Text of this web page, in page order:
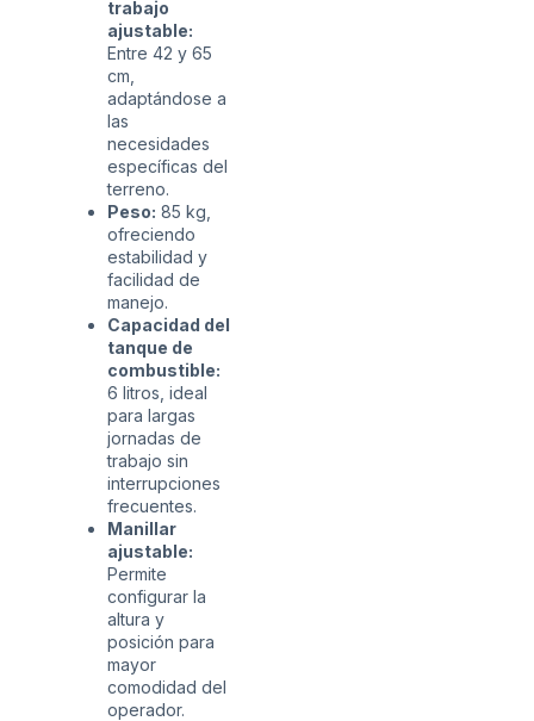
trabajo
ajustable:
Entre 42 y 65
cm,
adaptándose a
las
necesidades
específicas del
terreno.
Peso: 85 kg,
ofreciendo
estabilidad y
facilidad de
manejo.
Capacidad del
tanque de
combustible:
6 litros, ideal
para largas
jornadas de
trabajo sin
interrupciones
frecuentes.
Manillar
ajustable:
Permite
configurar la
altura y
posición para
mayor
comodidad del
operador.